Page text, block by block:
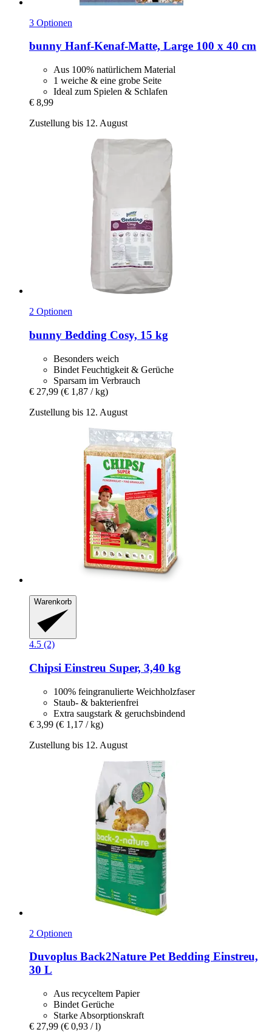
3 Optionen
bunny Hanf-​Kenaf-​Matte, Large 100 x 40 cm
Aus 100% natürlichem Material
1 weiche & eine grobe Seite
Ideal zum Spielen & Schlafen
€ 8,99
Zustellung bis 12. August
2 Optionen
bunny Bedding Cosy, 15 kg
Besonders weich
Bindet Feuchtigkeit & Gerüche
Sparsam im Verbrauch
€ 27,99 (€ 1,87 / kg)
Zustellung bis 12. August
Warenkorb
4.5 (2)
Chipsi Einstreu Super, 3,40 kg
100% feingranulierte Weichholzfaser
Staub- & bakterienfrei
Extra saugstark & geruchsbindend
€ 3,99 (€ 1,17 / kg)
Zustellung bis 12. August
2 Optionen
Duvoplus Back2Nature Pet Bedding Einstreu,
30 L
Aus recyceltem Papier
Bindet Gerüche
Starke Absorptionskraft
€ 27,99 (€ 0,93 / l)